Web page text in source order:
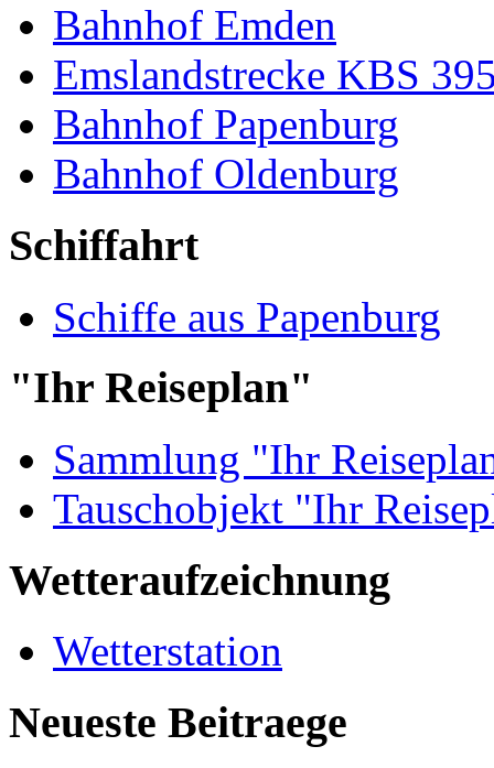
Bahnhof Emden
Emslandstrecke KBS
Bahnhof Papenburg
Bahnhof Oldenburg
Schiffahrt
Schiffe aus Papenburg
"Ihr Reiseplan"
Sammlung "Ihr
Tauschobjekt "Ihr
Wetteraufzeichnung
Wetterstation
Neueste Beitraege